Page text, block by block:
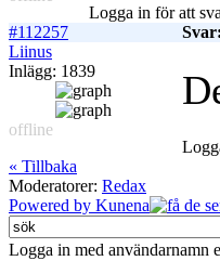
Logga in för att
#112257
Liinus
Inlägg: 1839
offline
« Tillbaka
Moderatorer: Redax
Powered by Kunena
Logga in med användarnamn